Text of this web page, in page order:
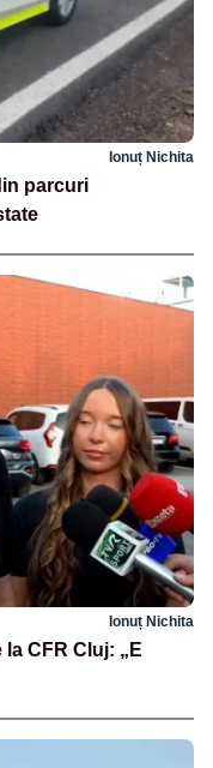
Ionuț Nichita
parcuri
Ionuț Nichita
CFR Cluj: „E